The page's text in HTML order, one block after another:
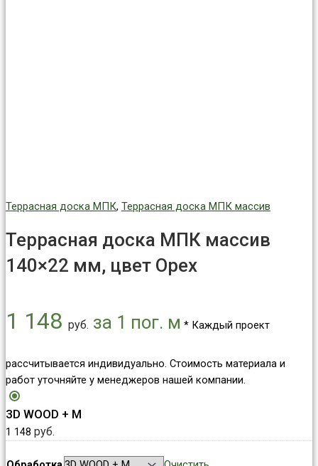
Террасная доска МПК, Террасная доска МПК массив
Террасная доска МПК массив
140×22 мм, цвет Орех
1 148 руб. за 1 пог. м * Каждый проект
рассчитывается индивидуально. Стоимость материала и
работ уточняйте у менеджеров нашей компании.
3D WOOD + М
1 148 руб.